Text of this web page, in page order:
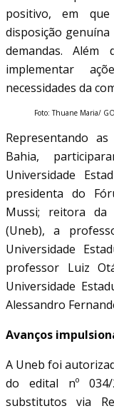
positivo, em
disposição
demandas.
implementar
necessidades da
Foto: Thuane Maria/
Representando
Bahia,
Universidade
presidenta do
Mussi; reitora da
(Uneb), a
Universidade
professor Luiz
Universidade
Alessandro
Avanços
A Uneb foi
do edital nº
substitutos via